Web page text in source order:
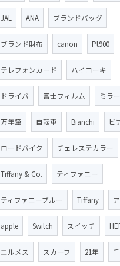
JAL ANA ブランドバッグ
ブランド財布 canon Pt900
テレフォンカード ハイコーキ
ドライバ 富士フィルム ミラ
万年筆 自転車 Bianchi ビ
ロードバイク チェレステカラー
Tiffany & Co. ティファニー
ティファニーブルー Tiffany
apple Switch スイッチ
エルメス スカーフ 21年